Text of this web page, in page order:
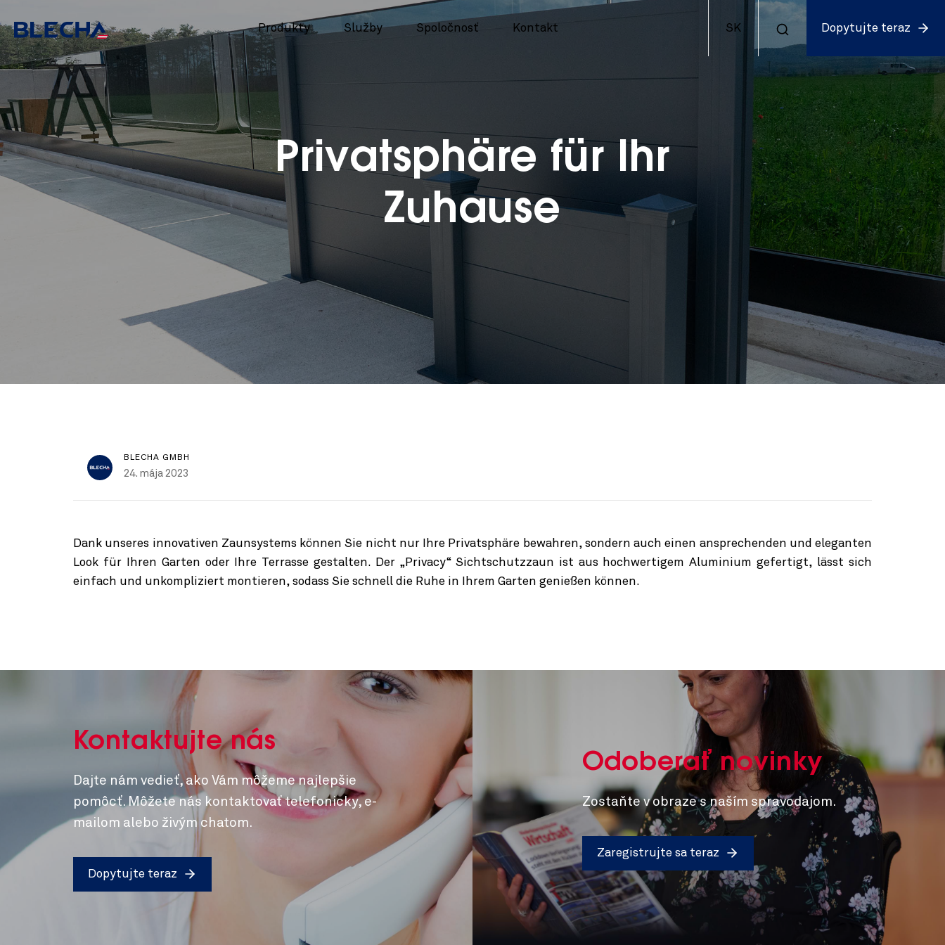
Produkty Služby Spoločnosť Kontakt SK Dopytujte teraz
Privatsphäre für Ihr
Zuhause
BLECHA GMBH
24. mája 2023
Dank unseres innovativen Zaunsystems können Sie nicht nur Ihre Privatsphäre bewahren, sondern auch einen ansprechenden und eleganten
Look für Ihren Garten oder Ihre Terrasse gestalten. Der „Privacy“ Sichtschutzzaun ist aus hochwertigem Aluminium gefertigt, lässt sich
einfach und unkompliziert montieren, sodass Sie schnell die Ruhe in Ihrem Garten genießen können.
Kontaktujte nás
Dajte nám vedieť, ako Vám môžeme najlepšie
pomôcť. Môžete nás kontaktovať telefonicky, e-
mailom alebo živým chatom.
Dopytujte teraz
Odoberať novinky
Zostaňte v obraze s naším spravodajom.
Zaregistrujte sa teraz